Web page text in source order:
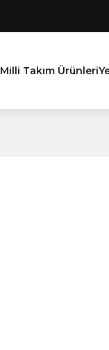
Milli Takım Ürünleri